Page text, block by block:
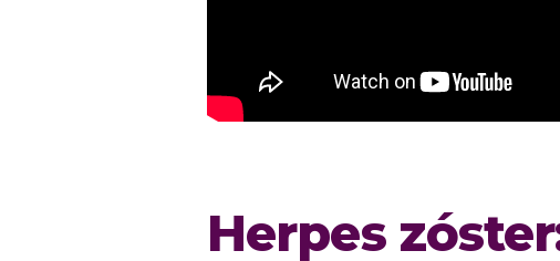
Herpes